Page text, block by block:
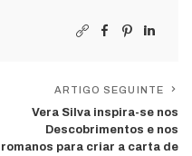
ARTIGO SEGUINTE
Vera Silva inspira-se nos
Descobrimentos e nos
romanos para criar a carta de